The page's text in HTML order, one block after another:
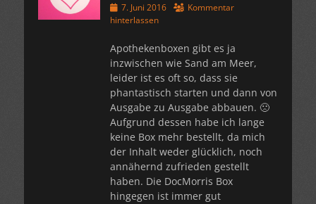
Veröffentlicht
am
7. Juni 2016
Kommentar
hinterlassen
Apothekenboxen gibt es ja
inzwischen wie Sand am Meer,
leider ist es oft so, dass sie
phantastisch starten und dann von
Ausgabe zu Ausgabe abbauen. 🙁
Aufgrund dessen habe ich lange
keine Box mehr bestellt, da mich
der Inhalt weder glücklich, noch
annähernd zufrieden gestellt
haben. Die DocMorris Box
hingegen ist immer gut